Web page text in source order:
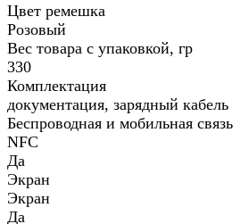
Цвет ремешка
Розовый
Вес товара с упаковкой, гр
330
Комплектация
документация, зарядный кабель
Беспроводная и мобильная связь
NFC
Да
Экран
Экран
Да